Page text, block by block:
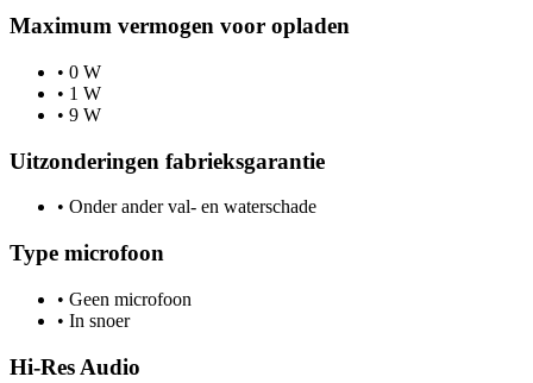
Maximum vermogen voor opladen
• 0 W
• 1 W
• 9 W
Uitzonderingen fabrieksgarantie
• Onder ander val- en waterschade
Type microfoon
• Geen microfoon
• In snoer
Hi-Res Audio